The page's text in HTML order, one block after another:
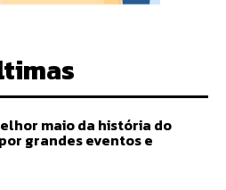
maio da história do
grandes eventos e